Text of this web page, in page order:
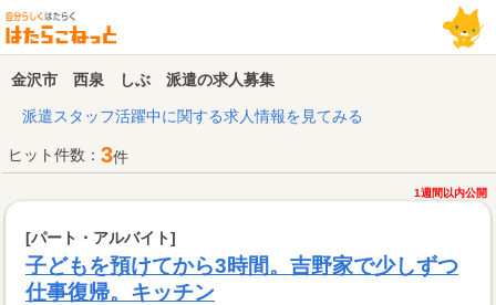
金沢市 西泉 しぶ 派遣の求人募集
派遣スタッフ活躍中に関する求人情報を見てみる
ヒット件数： 3件
1週間以内公開
[パート・アルバイト]
子どもを預けてから3時間。吉野家で少しずつ
仕事復帰。キッチン